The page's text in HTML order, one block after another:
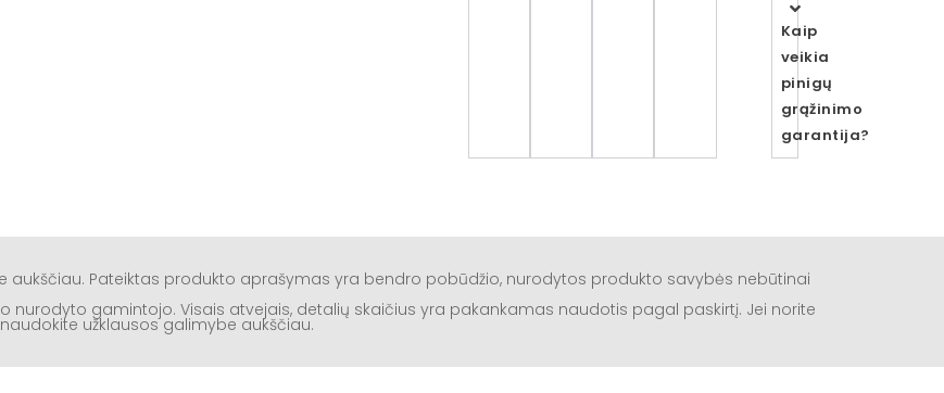
Kaip
veikia
pinigų
grąžinimo
garantija?
aukščiau. Pateiktas produkto aprašymas yra bendro pobūdžio, nurodytos produkto savybės nebūtinai
nurodyto gamintojo. Visais atvejais, detalių skaičius yra pakankamas naudotis pagal paskirtį. Jei norite
užklausos galimybe aukščiau.